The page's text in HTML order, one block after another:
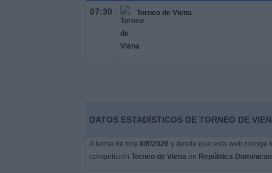
07:30 Torneo de Viena
DATOS ESTADÍSTICOS DE TORNEO DE
A fecha de hoy 8/8/2026 y desde que esta web recoge
competición Torneo de Vienaen República